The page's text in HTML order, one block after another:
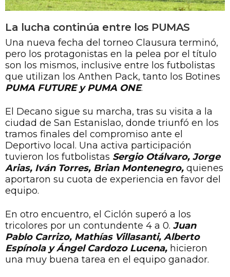
La lucha continúa entre los PUMAS
Una nueva fecha del torneo Clausura terminó,
pero los protagonistas en la pelea por el título
son los mismos, inclusive entre los futbolistas
que utilizan los Anthen Pack, tanto los Botines
PUMA FUTURE y PUMA ONE.
El Decano sigue su marcha, tras su visita a la
ciudad de San Estanislao, donde triunfó en los
tramos finales del compromiso ante el
Deportivo local. Una activa participación
tuvieron los futbolistas Sergio Otálvaro, Jorge
Arias, Iván Torres, Brian Montenegro, quienes
aportaron su cuota de experiencia en favor del
equipo.
En otro encuentro, el Ciclón superó a los
tricolores por un contundente 4 a 0. Juan
Pablo Carrizo, Mathías Villasanti, Alberto
Espínola y Ángel Cardozo Lucena, hicieron
una muy buena tarea en el equipo ganador.